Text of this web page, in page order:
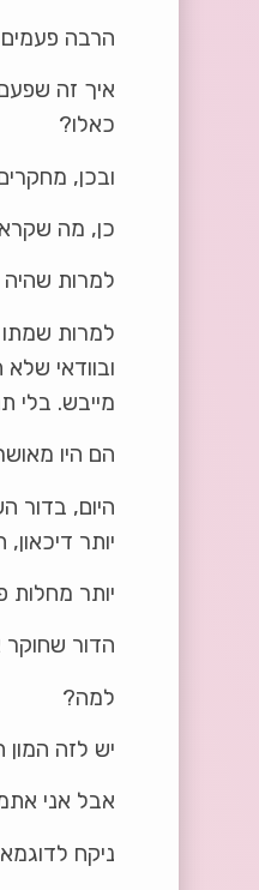
הרבה
איך זה
כאלו?
ובכן,
כן, מה
למרות
למרות שמתו
ובוודאי
מייבש. בלי
הם היו
היום, בדור
יותר
יותר מחלות
הדור שחוקר
למה?
יש לזה המון
אבל אני
ניקח